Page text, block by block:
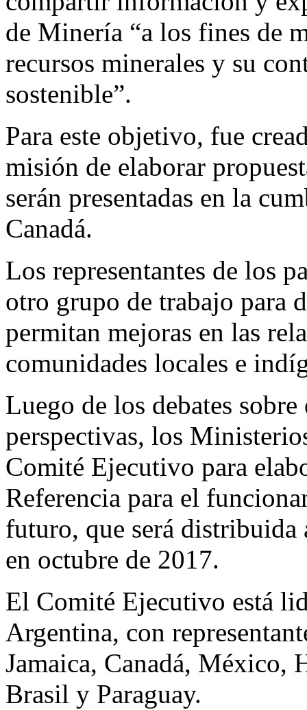
de Minería “a los fines de
recursos minerales y su
sostenible”.
Para este objetivo, fue
misión de elaborar
serán presentadas en la
Canadá.
Los representantes de los
otro grupo de trabajo para
permitan mejoras en las
comunidades locales e
Luego de los debates
perspectivas, los
Comité Ejecutivo para
Referencia para el
futuro, que será distribuida
en octubre de 2017.
El Comité Ejecutivo está
Argentina, con
Jamaica, Canadá, México,
Brasil y Paraguay.